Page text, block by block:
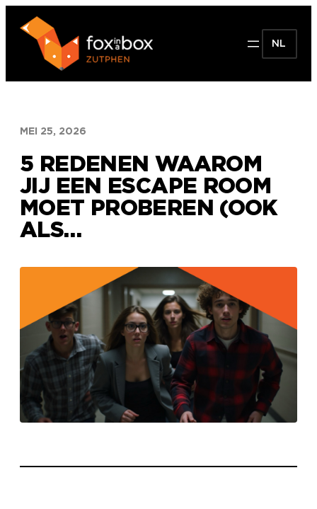
naar
NL
MEI 25, 2026
5 REDENEN WAAROM
JIJ EEN ESCAPE ROOM
MOET PROBEREN (OOK
ALS…